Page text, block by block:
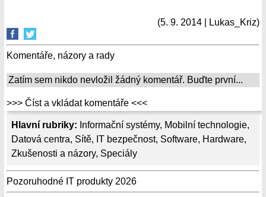
Hlavní rubriky: Informační systémy, Mobilní technologie,
Datová centra, Sítě, IT bezpečnost, Software, Hardware,
Zkušenosti a názory, Speciály
Pozoruhodné IT produkty 2026
(5. 9. 2014 | Lukas_Kriz)
Komentáře, názory a rady
Zatím sem nikdo nevložil žádný komentář. Buďte první...
>>> Číst a vkládat komentáře <<<